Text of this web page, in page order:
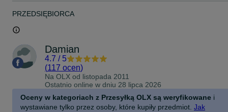
PON-PT 08:30-16:30
NIEDZIELA: NIECZYNNE
ZAPRASZAMY!
PRZEDSIĘBIORCA
Damian
4.7 / 5
(117 ocen)
Na OLX od listopada 2011
Ostatnio online w dniu 28 lipca 2026
Oceny w kategoriach z Przesyłką OLX są weryfikowane i
wystawiane tylko przez osoby, które kupiły przedmiot. Jak